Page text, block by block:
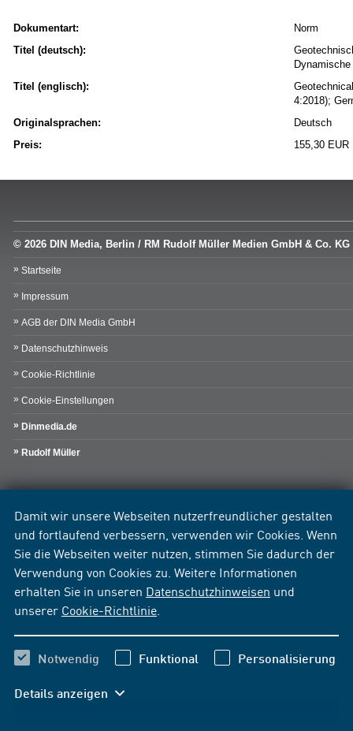
Damit wir unsere Webseiten nutzerfreundlicher gestalten
und fortlaufend verbessern, verwenden wir Cookies. Wenn
Sie die Webseiten weiter nutzen, stimmen Sie dadurch der
Verwendung von Cookies zu. Weitere Informationen
erhalten Sie in unseren Datenschutzhinweisen und
unserer Cookie-Richtlinie
Notwendig Funktional Personalisierung
Details anzeigen
Dokumentart:
Norm
Titel (deutsch):
Titel (englisch):
4:2018);
Originalsprachen:
Deutsch
Preis:
155,30 EUR
© 2026 DIN Media, Berlin / RM Rudolf Müller Medien GmbH & Co. KG
Startseite
Impressum
AGB der DIN Media GmbH
Datenschutzhinweis
Cookie-Richtlinie
Cookie-Einstellungen
Dinmedia.de
Rudolf Müller